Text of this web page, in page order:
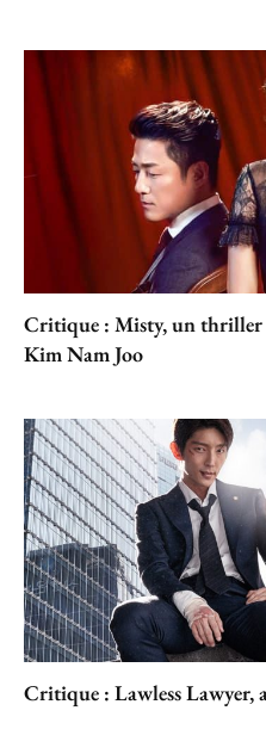
Critique : Misty, un thriller
Kim Nam Joo
Critique : Lawless Lawyer,